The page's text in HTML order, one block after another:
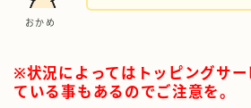
おかめ
※状況によってはトッピングサー
ている事もあるのでご注意を。